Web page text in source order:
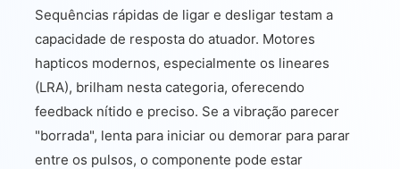
Sequências rápidas de ligar e desligar testam a
capacidade de resposta do atuador. Motores
hapticos modernos, especialmente os lineares
(LRA), brilham nesta categoria, oferecendo
feedback nítido e preciso. Se a vibração parecer
"borrada", lenta para iniciar ou demorar para parar
entre os pulsos, o componente pode estar